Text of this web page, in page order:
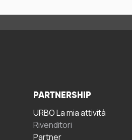
PARTNERSHIP
URBO La mia attività
Rivenditori
Partner